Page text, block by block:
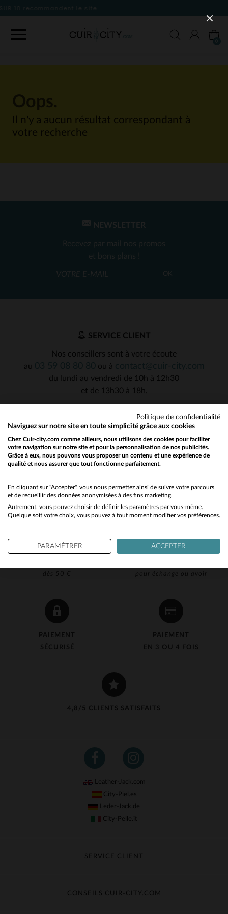
Il n'y a aucun résultat correspondant à
votre recherche
dès 50 €
pour échange ou avoir
PAIEMENT
SÉCURISÉ
PAIEMENT
EN 3 OU 4 FOIS
4,8/5 CLIENTS SATISFAITS
NEWSLETTER
Recevez par mail nos promos
et bons plans !
OK
SERVICE CLIENT
Nos conseillers sont à votre écoute
au
ou à
du lundi au vendredi de 10h à 12h30
et de 13h30 à 18h.
Leather-Jack.com
City-Piel.es
Leder-Jack.de
City-Pelle.it
SERVICE CLIENT
Échange & Remboursement
CONSEILS CUIR-CITY.COM
Would you like to be redirected to our English site?
No
Yes
Politique de confidentialité
Naviguez sur notre site en toute simplicité grâce aux cookies
Chez Cuir-city.com comme ailleurs, nous utilisons des cookies pour faciliter
votre navigation sur notre site et pour la personnalisation de nos publicités.
Grâce à eux, nous pouvons vous proposer un contenu et une expérience de
qualité et nous assurer que tout fonctionne parfaitement.
En cliquant sur "Accepter", vous nous permettez ainsi de suivre votre parcours
et de recueillir des données anonymisées à des fins marketing.
Autrement, vous pouvez choisir de définir les paramètres par vous-même.
Quelque soit votre choix, vous pouvez à tout moment modifier vos préférences.
PARAMÉTRER ACCEPTER